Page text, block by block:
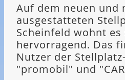
Auf dem neuen und
ausgestatteten
Scheinfeld wohnt es
hervorragend. Das
Nutzer der
"promobil" und